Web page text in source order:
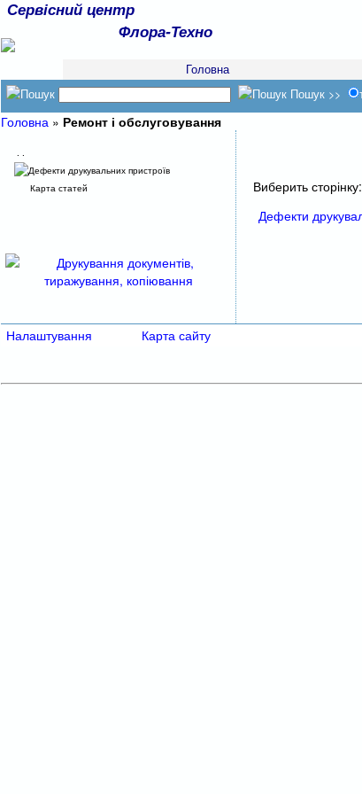
Сервісний центр
Флора-Техно
Головна
Пошук >>
Головна » Ремонт і обслуговування
Виберить сторінку:
Дефекти
Дефекти друкувальних пристроїв
Карта статей
Налаштування Карта сайту